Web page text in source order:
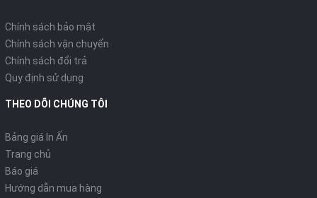
Chính sách bảo mật
Chính sách vận chuyển
Chính sách đổi trả
Quy định sử dụng
THEO DÕI CHÚNG TÔI
Bảng giá In Ấn
Trang chủ
Báo giá
Hướng dẫn mua hàng